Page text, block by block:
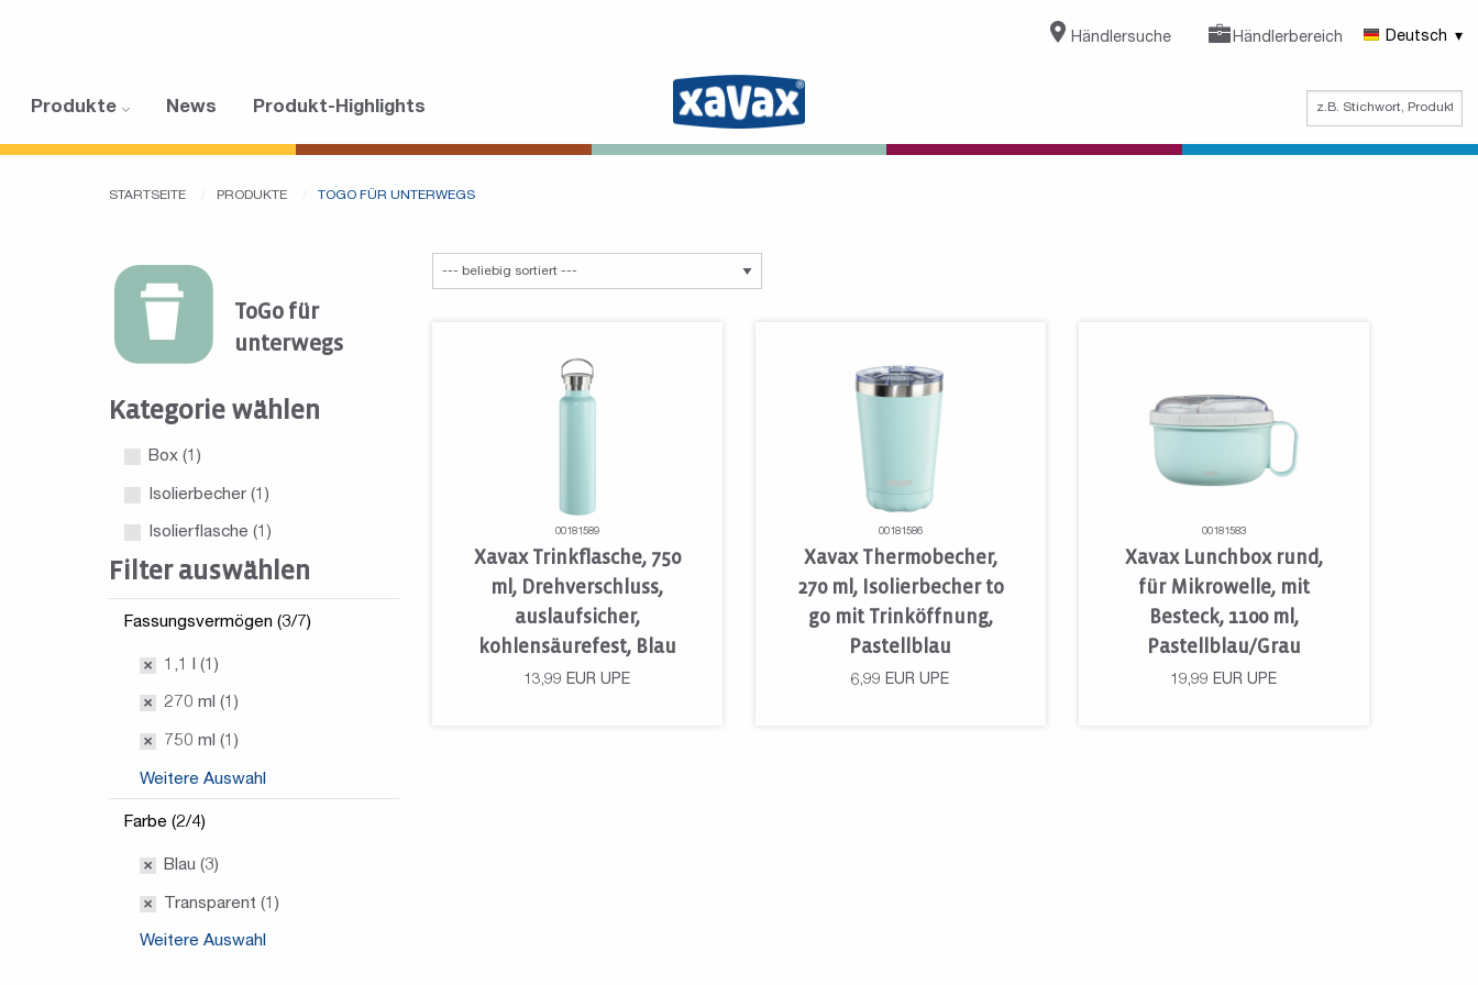
Händlersuche Händlerbereich Deutsch
Produkte News Produkt-Highlights
STARTSEITE PRODUKTE TOGO FÜR UNTERWEGS
ToGo für
unterwegs
Kategorie wählen
Box (1)
Isolierbecher (1)
Isolierflasche (1)
Filter auswählen
Fassungsvermögen (3/7)
1,1 l (1)
270 ml (1)
750 ml (1)
Weitere Auswahl
Farbe (2/4)
Blau (3)
Transparent (1)
Weitere Auswahl
00181589
Xavax Trinkflasche, 750
ml, Drehverschluss,
auslaufsicher,
kohlensäurefest, Blau
13,99 EUR UPE
00181586
Xavax Thermobecher,
270 ml, Isolierbecher to
go mit Trinköffnung,
Pastellblau
6,99 EUR UPE
00181583
Xavax Lunchbox rund,
für Mikrowelle, mit
Besteck, 1100 ml,
Pastellblau/Grau
19,99 EUR UPE